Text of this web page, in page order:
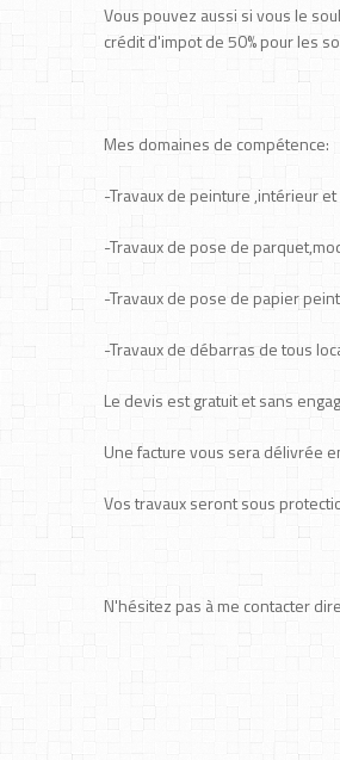
Vous pouvez aussi si vous le
crédit d'impot de 50% pour les
Mes domaines de compétence:
-Travaux de peinture ,intérieur
-Travaux de pose de
-Travaux de pose de papier
-Travaux de débarras de tous
Le devis est gratuit et sans
Une facture vous sera délivrée
Vos travaux seront sous
N'hésitez pas à me contacter